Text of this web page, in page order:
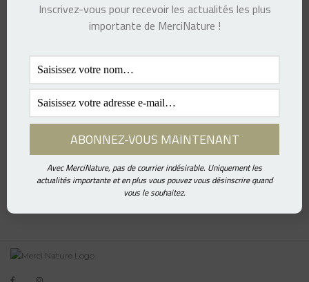
Pantalon Large MN – Bleu Marine
Inscrivez-vous pour recevoir les actualités les plus
importante de MerciNature !
Avec MerciNature, pas de courrier indésirable. Uniquement les
actualités importante et en plus vous pouvez vous désinscrire quand
vous le souhaitez.